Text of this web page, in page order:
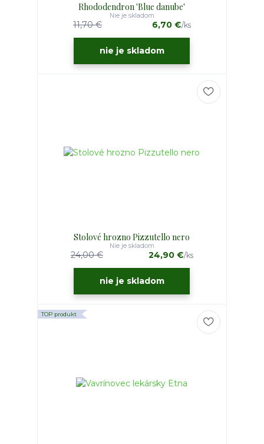
Rhododendron 'Blue danube'
11,70 € 6,70 €/ks
Nie je skladom
nie je skladom
Stolové hrozno Pizzutello nero
24,00 € 24,90 €/ks
Nie je skladom
nie je skladom
TOP produkt